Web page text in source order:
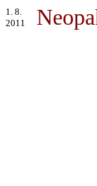
1. 8.
2011